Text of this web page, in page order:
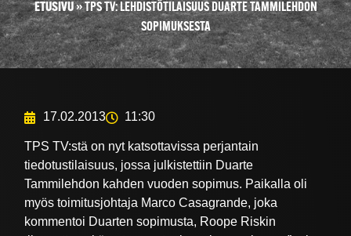
ETUSIVU»TPS TV: LEHDISTÖTILAISUUS DUARTE TAMMILEHDON
SOPIMUKSESTA
17.02.2013 11:30
TPS TV:stä on nyt katsottavissa perjantain
tiedotustilaisuus, jossa julkistettiin Duarte
Tammilehdon kahden vuoden sopimus. Paikalla oli
myös toimitusjohtaja Marco Casagrande, joka
kommentoi Duarten sopimusta, Roope Riskin